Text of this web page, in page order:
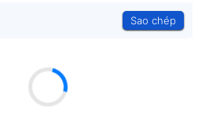
Sao chép